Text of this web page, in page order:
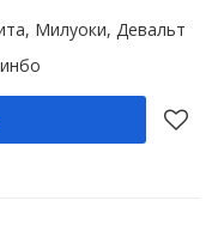
Милуоки, Девальт